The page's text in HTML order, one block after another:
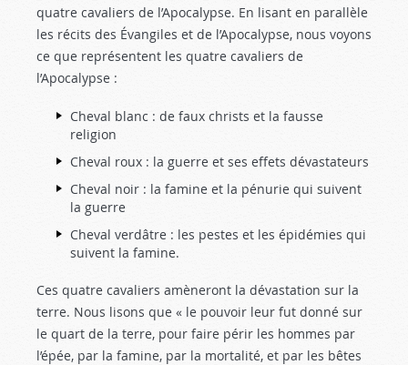
quatre cavaliers de l’Apocalypse. En lisant en parallèle
les récits des Évangiles et de l’Apocalypse, nous voyons
ce que représentent les quatre cavaliers de
l’Apocalypse :
Cheval blanc : de faux christs et la fausse
religion
Cheval roux : la guerre et ses effets dévastateurs
Cheval noir : la famine et la pénurie qui suivent
la guerre
Cheval verdâtre : les pestes et les épidémies qui
suivent la famine.
Ces quatre cavaliers amèneront la dévastation sur la
terre. Nous lisons que « le pouvoir leur fut donné sur
le quart de la terre, pour faire périr les hommes par
l’épée, par la famine, par la mortalité, et par les bêtes